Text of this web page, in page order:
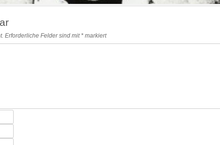
Erforderliche Felder sind mit * markiert